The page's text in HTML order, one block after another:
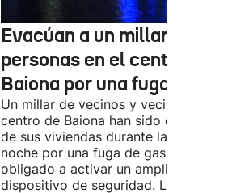
Evacúan a un millar de
personas en el centro de
Baiona por una fuga de gas
Un millar de vecinos y vecinas del
centro de Baiona han sido
de sus viviendas durante la pasada
noche por una fuga de gas que ha
obligado a activar un amplio
dispositivo de seguridad. Los